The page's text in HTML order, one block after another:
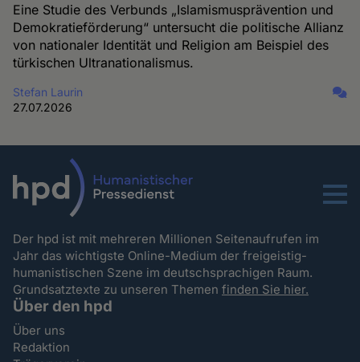
Eine Studie des Verbunds „Islamismusprävention und
Demokratieförderung“ untersucht die politische Allianz
von nationaler Identität und Religion am Beispiel des
türkischen Ultranationalismus.
Stefan Laurin
27.07.2026
Menu
Der hpd ist mit mehreren Millionen Seitenaufrufen im
Jahr das wichtigste Online-Medium der freigeistig-
humanistischen Szene im deutschsprachigen Raum.
Grundsatztexte zu unseren Themenfinden Sie hier.
Über den hpd
Über uns
Redaktion